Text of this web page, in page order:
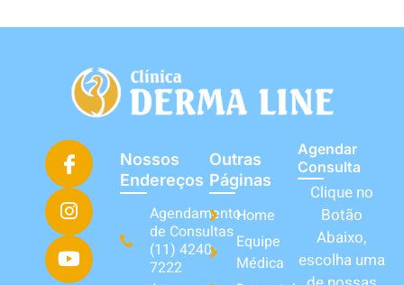
Nossos
Endereços
Agendamento
de Consultas
(11) 4240-
7222
Outras
Páginas
Home
Equipe
Médica
Agendar
Consulta
Clique no
Botão
Abaixo,
escolha uma